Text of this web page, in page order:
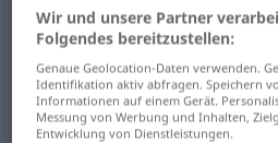
(раз)битыйстакан
ein zerbrochenesSpielzeug
сломаннаяигрушка,-ек GENPL
Wir und unsere Partner
Folgendes bereitzustellen:
Genaue Geolocation-Daten verwenden.
Identifikation aktiv abfragen. Speichern
Informationen auf einem Gerät.
Messung von Werbung und Inhalten,
Entwicklung von Dienstleistungen.